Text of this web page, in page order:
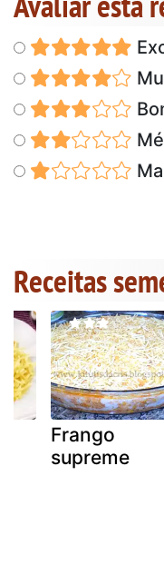
Receitas
Frango
supreme